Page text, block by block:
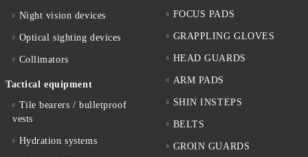
Night vision devices
Optical sighting devices
Collimators
Tactical equipment
Tile bearers / bulletproof
vests
Hydration systems
FOCUS PADS
GRAPPLING GLOVES
HEAD GUARDS
ARM PADS
SHIN INSTEPS
BELTS
GROIN GUARDS